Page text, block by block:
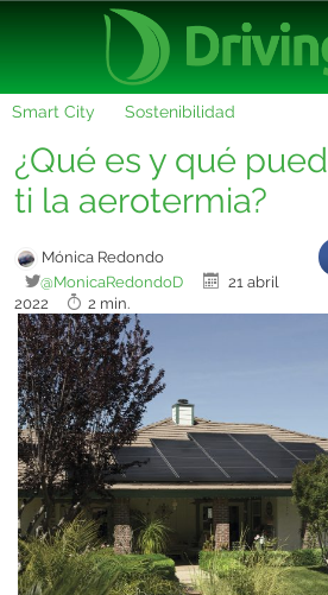
Smart City Sostenibilidad
¿Qué es y qué
ti la aerotermia?
Mónica Redondo
@MonicaRedondoD
21 abril
2022
2 min.